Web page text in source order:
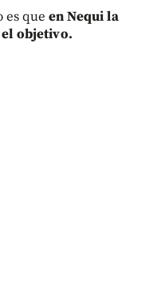
es que en Nequi la
objetivo.